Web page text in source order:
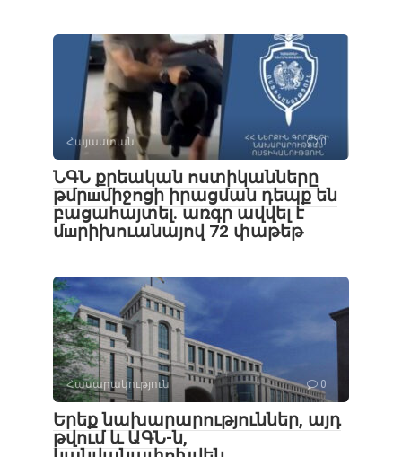
Հայաստան 0
ՆԳՆ քրեական ոստիկանները
թմրшմիջոցի իրացման դեպք են
բացահայտել․ առգր ավվել է
մшրիխուանայով 72 փաթեթ
Հասարակություն 0
Երեք նախարարություններ, այդ
թվում և ԱԳՆ-ն,